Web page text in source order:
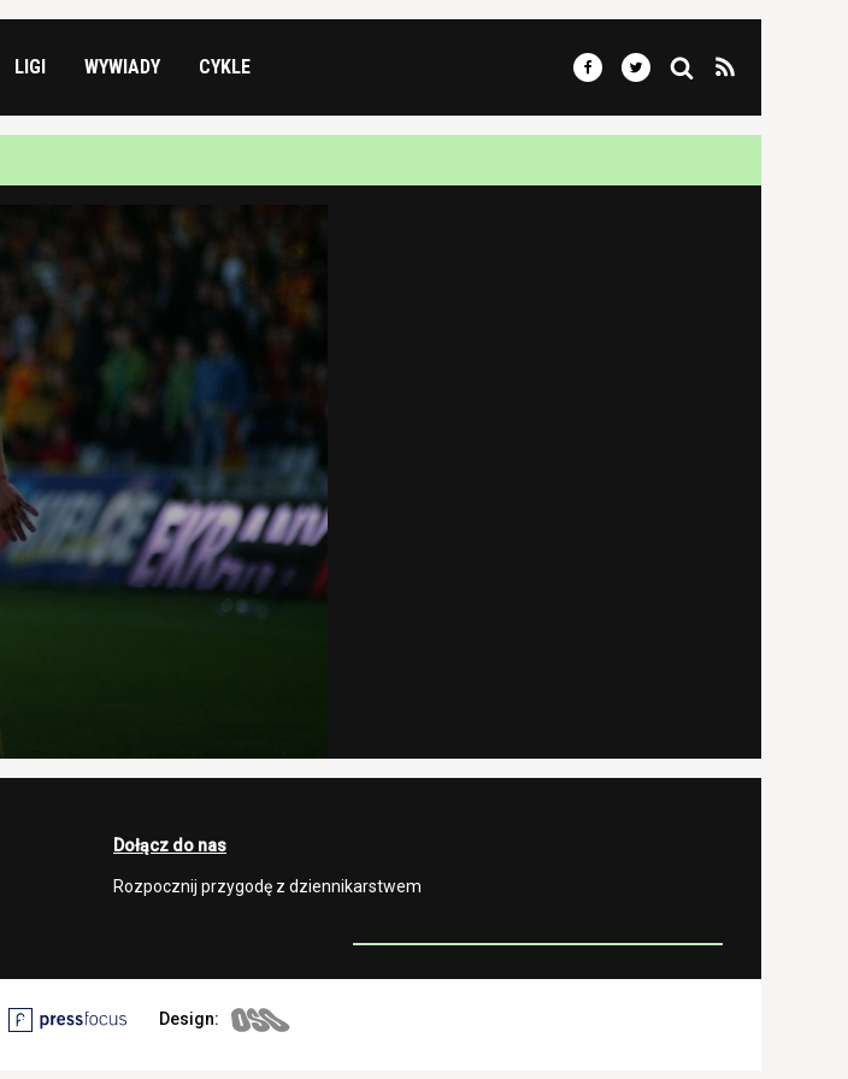
LIGI WYWIADY CYKLE
Dołącz do nas
Rozpocznij przygodę z dziennikarstwem
Design: